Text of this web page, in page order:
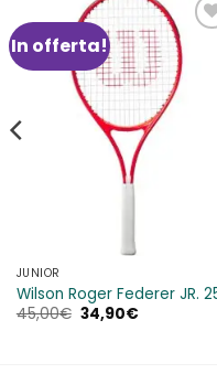
In offerta!
Aggiungi
alla lista
desideri
JUNIOR
Wilson Roger Federer JR.
45,00€ Il
prezzo
34,90€Il